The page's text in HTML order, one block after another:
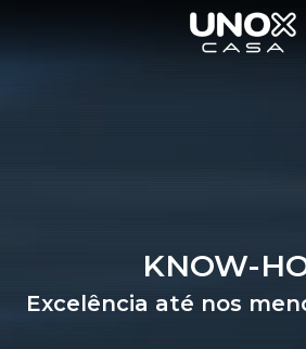
KNOW-
Excelência até nos